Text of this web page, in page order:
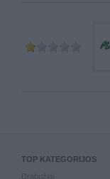
TOP KATEGORIJOS